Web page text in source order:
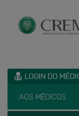
AOS MÉDICOS